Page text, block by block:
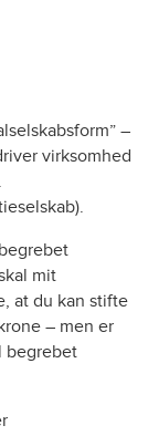
–
virksomhed
mit
at du kan stifte
– men er
begrebet